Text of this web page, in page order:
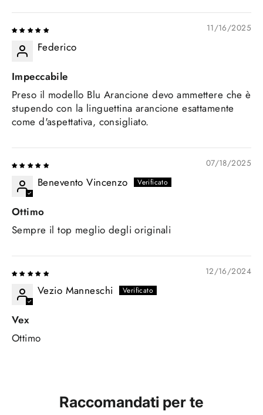
11/16/2025
Federico
Impeccabile
Preso il modello Blu Arancione devo ammettere che è
stupendo con la linguettina arancione esattamente
come d'aspettativa, consigliato.
07/18/2025
Benevento Vincenzo
Ottimo
Sempre il top meglio degli originali
12/16/2024
Vezio Manneschi
Vex
Ottimo
Raccomandati per te